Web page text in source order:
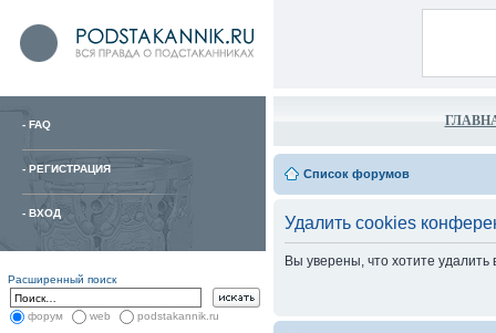
- FAQ
- РЕГИСТРАЦИЯ
- ВХОД
Расширенный поиск
форум web podstakannik.ru
Список форумов
Удалить cookies
Вы уверены, что хотите